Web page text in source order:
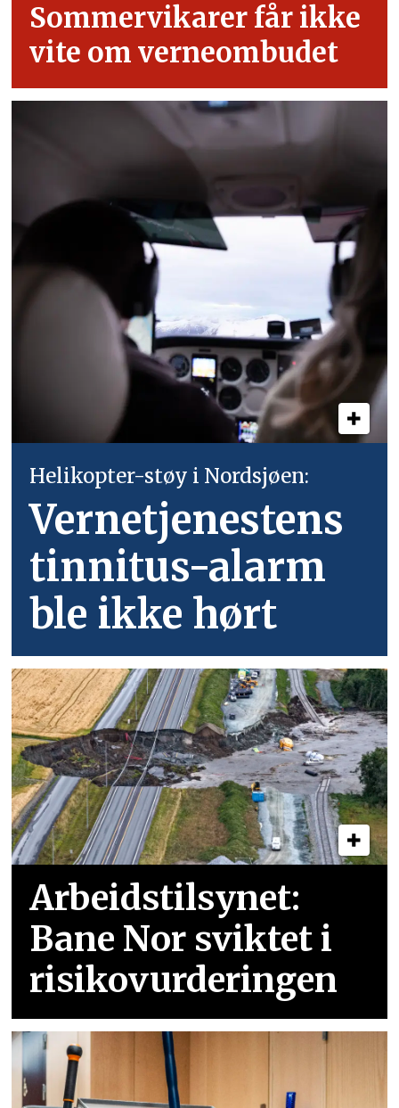
Sommervikarer får ikke
vite om verneombudet
Helikopter-støy i Nordsjøen:
Vernetjenestens
tinnitus-alarm
ble ikke hørt
Arbeidstilsynet:
Bane Nor sviktet i
risikovurderingen